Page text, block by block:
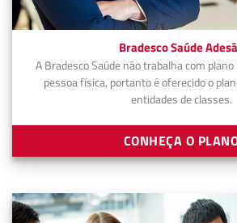
Bradesco Saúde
A Bradesco Saúde não trabalha com
pessoa física, portanto é oferecido o
entidades de classes.
CONHEÇA O